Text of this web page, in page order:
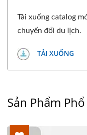
Tải xuống catalog
chuyển đổi du lịch.
TẢI XUỐNG
Sản Phẩm